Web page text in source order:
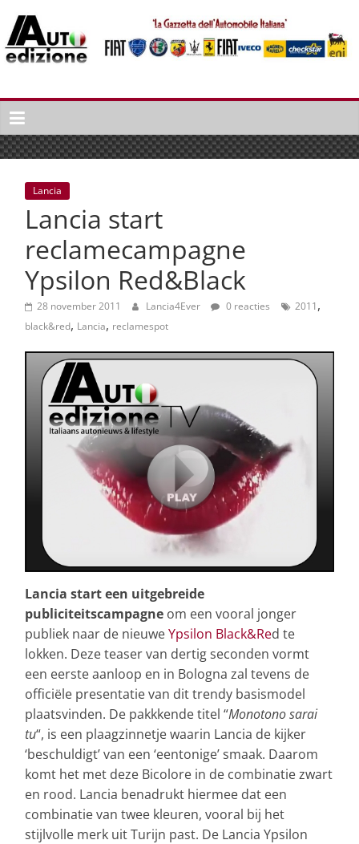
naar
inhoud
Auto
Edizione
La
Gazetta
dell'Automobile
Italiana
autonieuws
lifestyle
Lancia
Lancia start
reclamecampagne
Ypsilon Red&Black
28 november 2011 Lancia4Ever 0 reacties 2011,
black&red, Lancia, reclamespot
Lancia start een uitgebreide
publiciteitscampagne om een vooral jonger
publiek naar de nieuweYpsilon Black&Red te
lokken. Deze teaser van dertig seconden vormt
een eerste aanloop en in Bologna zal tevens de
officiële presentatie van dit trendy basismodel
plaatsvinden. De pakkkende titel “Monotono sarai
tu“, is een plaagzinnetje waarin Lancia de kijker
‘beschuldigt’ van een ‘eentonige’ smaak. Daarom
komt het met deze Bicolore in de combinatie zwart
en rood. Lancia benadrukt hiermee dat een
combinatie van twee kleuren, vooral bij het
stijlvolle merk uit Turijn past. De Lancia Ypsilon